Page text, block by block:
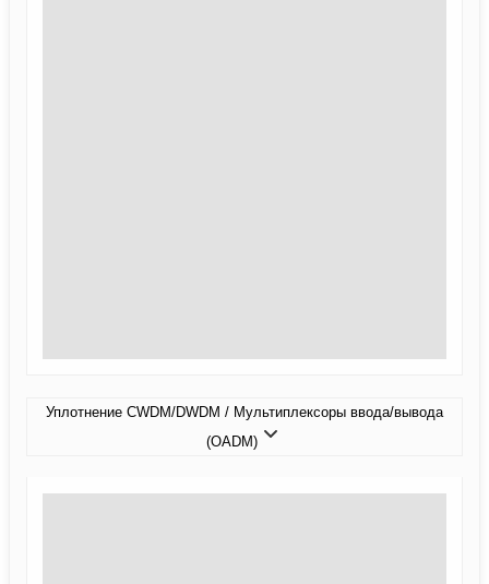
Уплотнение CWDM/DWDM / Мультиплексоры ввода/вывода
(OADM)